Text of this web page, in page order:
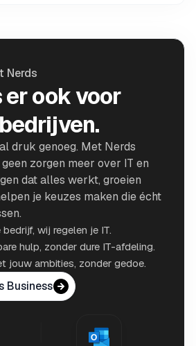
Nerds
er ook voor
druk genoeg. Met Nerds
zorgen meer over IT en
dat alles werkt, groeien
je keuzes maken die écht
wij regelen je IT.
hulp, zonder dure IT-afdeling.
jouw ambities, zonder gedoe.
Business